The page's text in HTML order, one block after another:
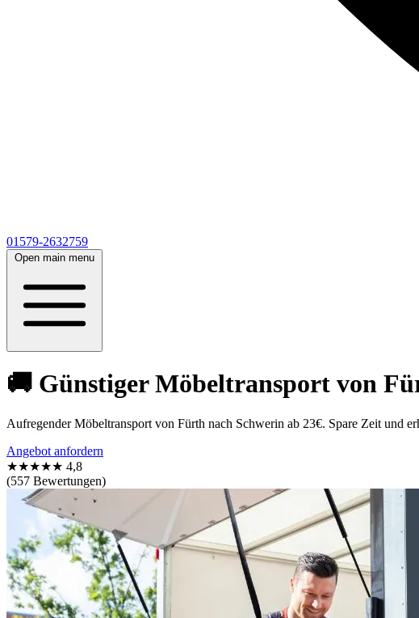
01579-2632759
Open main menu
🚚 Günstiger Möbeltransport von
Aufregender Möbeltransport von Fürth nach Schwerin ab 23€. Spare Zeit und
Angebot anfordern
★★★★★ 4,8
(557 Bewertungen)